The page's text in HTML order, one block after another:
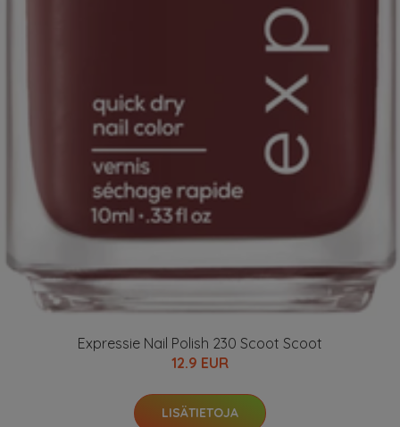
Expressie Nail Polish 230 Scoot Scoot
12.9 EUR
LISÄTIETOJA